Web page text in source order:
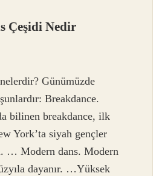
Çeşidi Nedir
Günümüzde
Breakdance.
bilinen breakdance, ilk
York’ta siyah gençler
… Modern dans. Modern
dayanır. …Yüksek